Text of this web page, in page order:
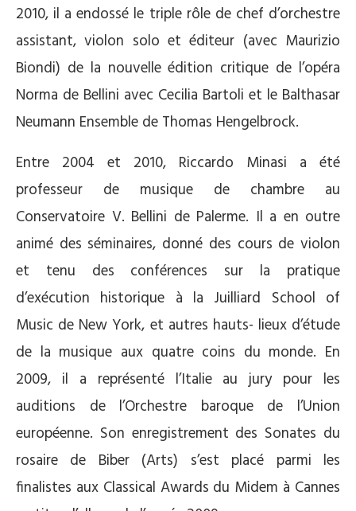
2010, il a endossé le triple rôle de chef d’orchestre
assistant, violon solo et éditeur (avec Maurizio
Biondi) de la nouvelle édition critique de l’opéra
Norma de Bellini avec Cecilia Bartoli et le Balthasar
Neumann Ensemble de Thomas Hengelbrock.
Entre 2004 et 2010, Riccardo Minasi a été
professeur de musique de chambre au
Conservatoire V. Bellini de Palerme. Il a en outre
animé des séminaires, donné des cours de violon
et tenu des conférences sur la pratique
d’exécution historique à la Juilliard School of
Music de New York, et autres hauts- lieux d’étude
de la musique aux quatre coins du monde. En
2009, il a représenté l’Italie au jury pour les
auditions de l’Orchestre baroque de l’Union
européenne. Son enregistrement des Sonates du
rosaire de Biber (Arts) s’est placé parmi les
finalistes aux Classical Awards du Midem à Cannes